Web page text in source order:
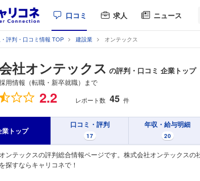
口コミ 求人 ニュース
評判・口コミ情報 TOP 建設業 オンテックス
社オンテックス の評判・口コミ 企業トップ
用情報（転職・新卒就職）まで
2.2 レポート数 45 件
業トップ
口コミ・評判
17
年収・給与明細
20
ンテックスの評判総合情報ページです。株式会社オンテックス
探すならキャリコネで！